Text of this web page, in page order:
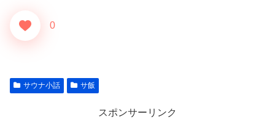
0
サウナ小話 サ飯
スポンサーリンク